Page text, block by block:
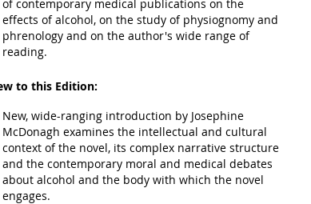
of contemporary medical publications on the
effects of alcohol, on the study of physiognomy and
phrenology and on the author's wide range of
reading.
to this Edition:
New, wide-ranging introduction by Josephine
McDonagh examines the intellectual and cultural
context of the novel, its complex narrative structure
and the contemporary moral and medical debates
about alcohol and the body with which the novel
engages.